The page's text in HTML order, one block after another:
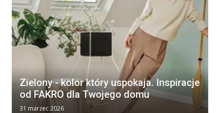
Zielony - kolor który uspokaja. Inspiracje
od FAKRO dla Twojego domu
31 marzec 2026